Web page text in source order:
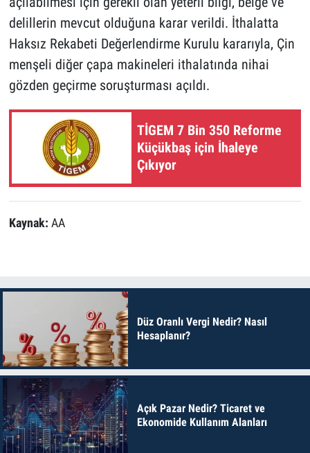
delillerin mevcut olduğuna karar verildi. İthalatta
Haksız Rekabeti Değerlendirme Kurulu kararıyla, Çin
menşeli diğer çapa makineleri ithalatında nihai
gözden geçirme soruşturması açıldı.
TİGEM 7 Bin 350 Reforme
Küçükbaş için İhaleye
Çıkıyor
Kaynak: AA
Düz Oranlı Vergi Nedir? Nasıl
Hesaplanır?
Açık Pazar Nedir? Ticaret ve
Ekonomide Kullanım Alanları